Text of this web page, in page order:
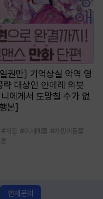
[일권만] 기억상실 악역 영
략 대상인 얀데레 의붓
에게서 도망칠 수가 없
본]
#게임 #이세계물 #차원이동물
연재문의